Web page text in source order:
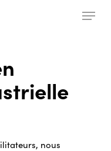
Menu
nous